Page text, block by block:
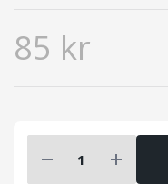
85 kr